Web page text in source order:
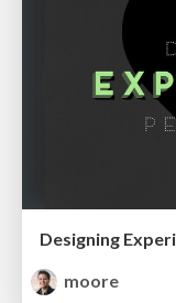
Designing
moore